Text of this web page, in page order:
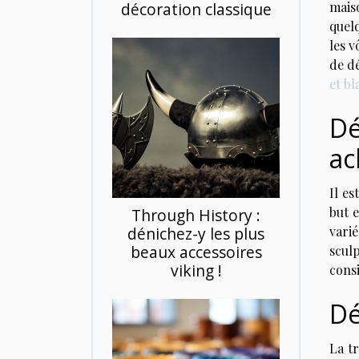
décoration classique
Through History :
dénichez-y les plus
beaux accessoires
viking !
les
de
et
Il
but
La